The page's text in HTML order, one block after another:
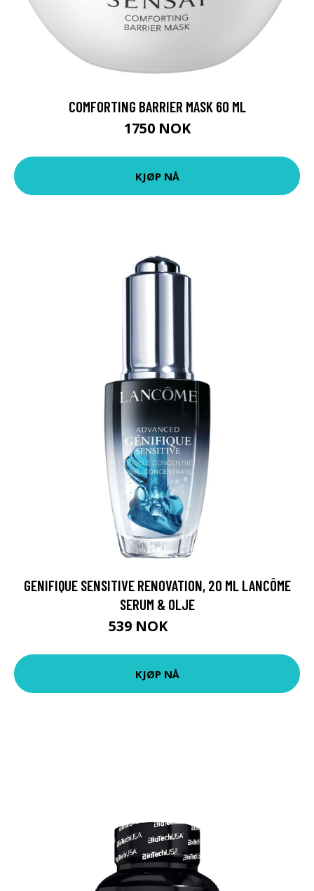
COMFORTING BARRIER MASK 60 ML
1750 NOK
KJØP NÅ
GENIFIQUE SENSITIVE RENOVATION, 20 ML LANCÔME
SERUM & OLJE
539 NOK
KJØP NÅ